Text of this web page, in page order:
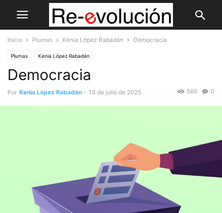
Inicio Plumas Kenia López Rabadán Democracia
Plumas Kenia López Rabadán
Democracia
Por Kenia López Rabadán - 13 de julio de 2025 0
566